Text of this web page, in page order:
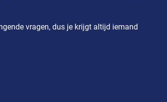
vragen, dus je krijgt altijd iemand